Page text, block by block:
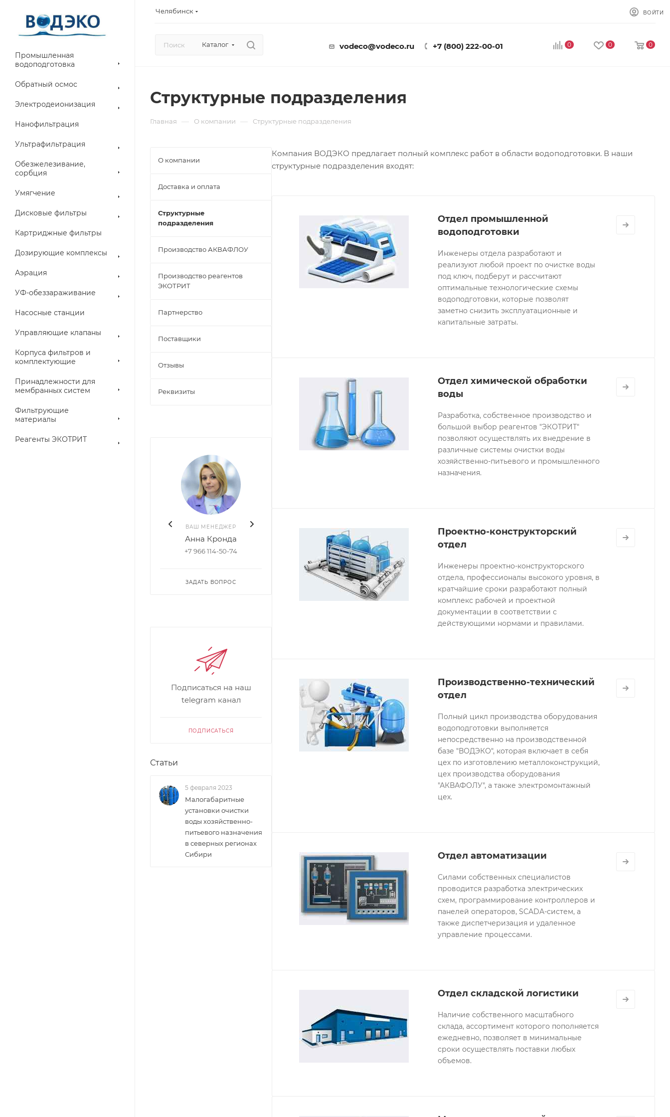
Челябинск ВОЙТИ
Каталог vodeco@vodeco.ru +7 (800) 222-00-01 0 0 0
Промышленная
водоподготовка
Обратный осмос
Электродеионизация
Нанофильтрация
Ультрафильтрация
Обезжелезивание,
сорбция
Умягчение
Дисковые фильтры
Картриджные фильтры
Дозирующие комплексы
Аэрация
УФ-обеззараживание
Насосные станции
Управляющие клапаны
Корпуса фильтров и
комплектующие
Принадлежности для
мембранных систем
Фильтрующие
материалы
Реагенты ЭКОТРИТ
Структурные подразделения
Главная — О компании — Структурные подразделения
Компания ВОДЭКО предлагает полный комплекс работ в области водоподготовки. В наши
структурные подразделения входят:
Отдел промышленной
водоподготовки
Инженеры отдела разработают и
реализуют любой проект по очистке воды
под ключ, подберут и рассчитают
оптимальные технологические схемы
водоподготовки, которые позволят
заметно снизить эксплуатационные и
капитальные затраты.
Отдел химической обработки
воды
Разработка, собственное производство и
большой выбор реагентов "ЭКОТРИТ"
позволяют осуществлять их внедрение в
различные системы очистки воды
хозяйственно-питьевого и промышленного
назначения.
Проектно-конструкторский
отдел
Инженеры проектно-конструкторского
отдела, профессионалы высокого уровня, в
кратчайшие сроки разработают полный
комплекс рабочей и проектной
документации в соответствии с
действующими нормами и правилами.
Производственно-технический
отдел
Полный цикл производства оборудования
водоподготовки выполняется
непосредственно на производственной
базе "ВОДЭКО", которая включает в себя
цех по изготовлению металлоконструкций,
цех производства оборудования
"АКВАФОЛУ", а также электромонтажный
цех.
Отдел автоматизации
Силами собственных специалистов
проводится разработка электрических
схем, программирование контроллеров и
панелей операторов, SCADA-систем, а
также диспетчеризация и удаленное
управление процессами.
Отдел складской логистики
Наличие собственного масштабного
склада, ассортимент которого пополняется
ежедневно, позволяет в минимальные
сроки осуществлять поставки любых
объемов.
О компании
Доставка и оплата
Структурные
подразделения
Производство АКВАФЛОУ
Производство реагентов
ЭКОТРИТ
Партнерство
Поставщики
Отзывы
Реквизиты
ВАШ МЕНЕДЖЕР
Анна Кронда
+7 966 114-50-74
ЗАДАТЬ ВОПРОС
ВАШ МЕНЕДЖЕР
Руслан Насибуллин
+7 903 578-27-20
ЗАДАТЬ ВОПРОС
ВАШ МЕНЕДЖЕР
Елена Емшина
+7 969 014-83-95
ЗАДАТЬ ВОПРОС
ВАШ МЕНЕДЖЕР
Андрей Сидеряков
ЗАДАТЬ ВОПРОС
Подписаться на наш
telegram канал
ПОДПИСАТЬСЯ
Статьи
5 февраля 2023
Малогабаритные
установки очистки
воды хозяйственно-
питьевого назначения
в северных регионах
Сибири